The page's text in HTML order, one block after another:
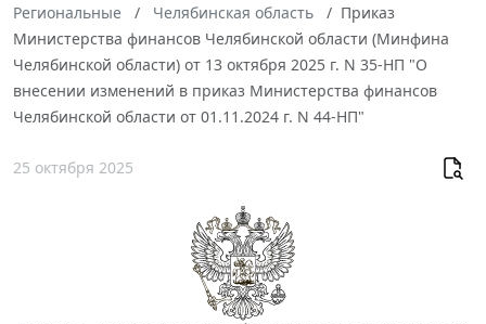
Региональные
Челябинская область
Приказ
Министерства финансов Челябинской области (Минфина
Челябинской области) от 13 октября 2025 г. N 35-НП "О
внесении изменений в приказ Министерства финансов
Челябинской области от 01.11.2024 г. N 44-НП"
25 октября 2025